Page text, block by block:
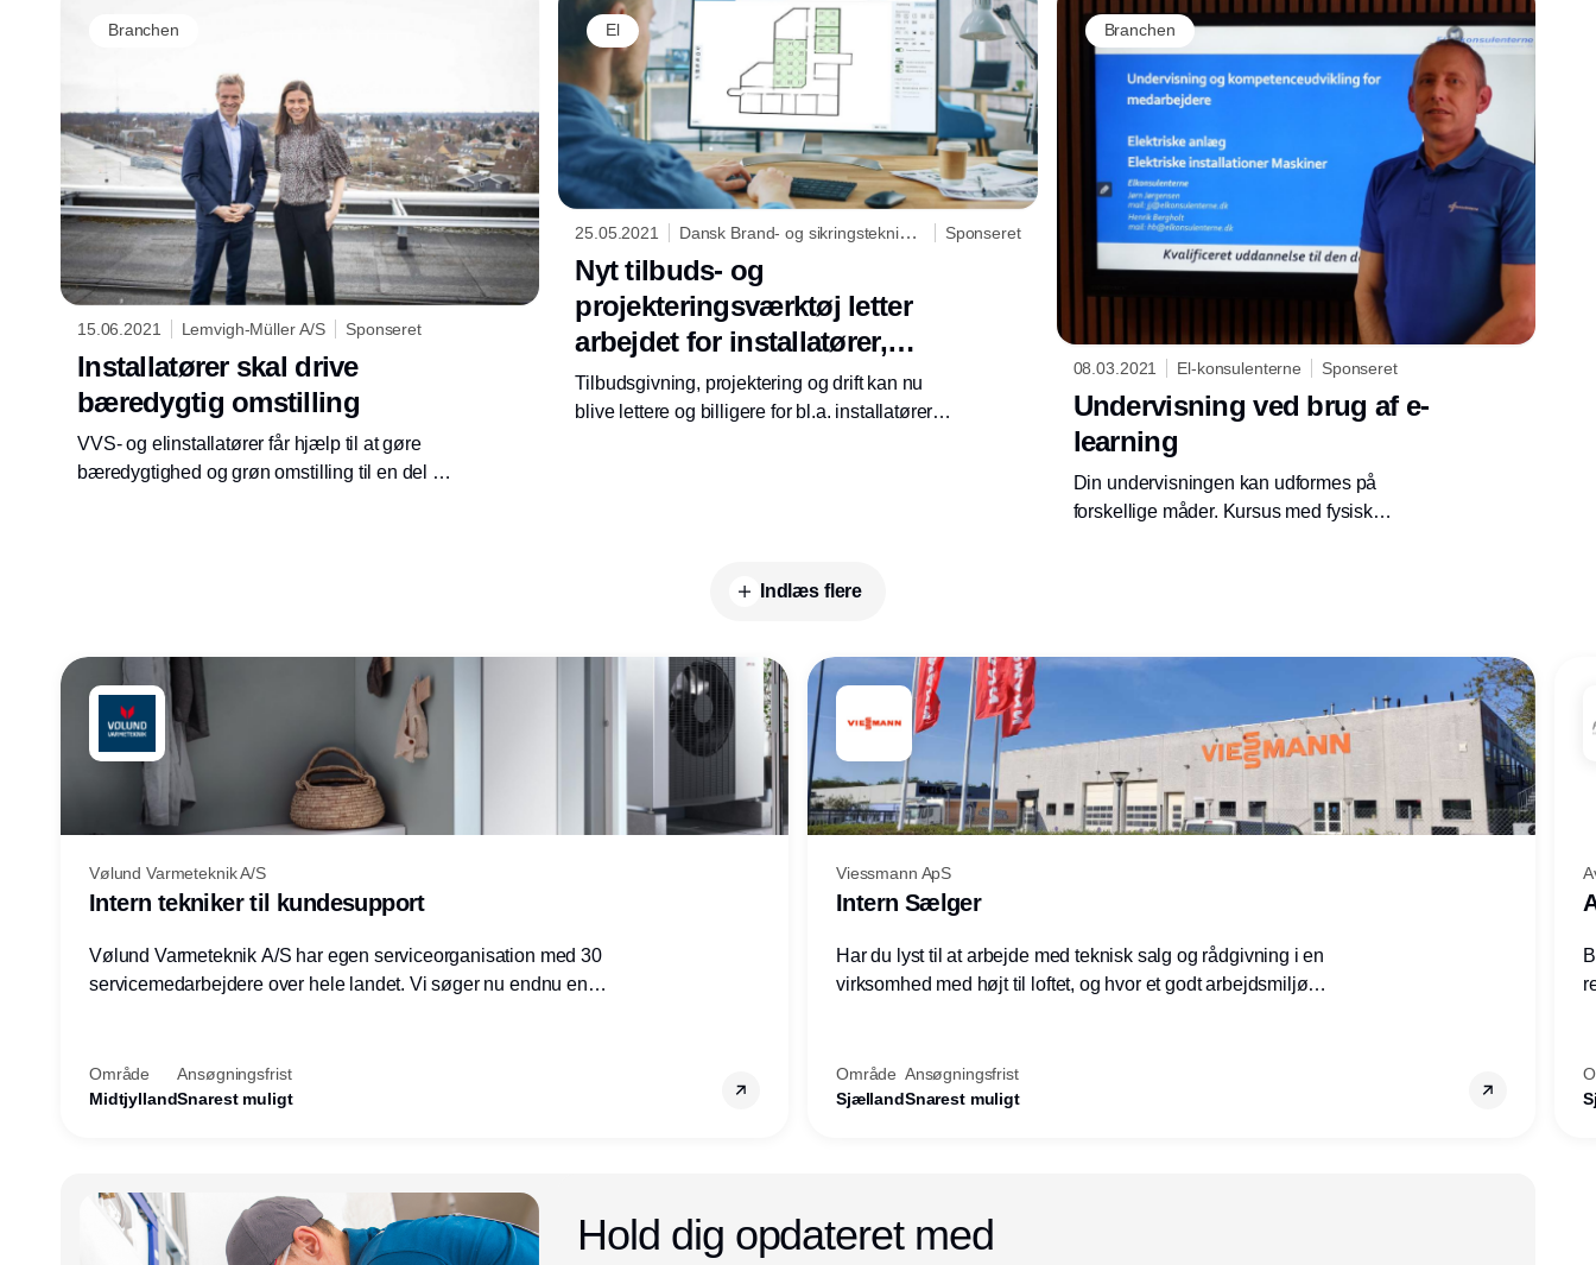
Branchen
15.06.2021 Lemvigh-Müller A/S Sponseret
Installatører skal drive
bæredygtig omstilling
VVS- og elinstallatører får hjælp til at gøre
bæredygtighed og grøn omstilling til en del af
El
25.05.2021
Dansk Brand- og sikringsteknisk
Sponseret
Nyt tilbuds- og
projekteringsværktøj letter
arbejdet for installatører,
rådgivere m.fl.
Tilbudsgivning, projektering og drift kan nu
blive lettere og billigere for bl.a. installatører
Branchen
08.03.2021 El-konsulenterne Sponseret
Undervisning ved brug af e-
learning
Din undervisningen kan udformes på
forskellige måder. Kursus med fysisk
Indlæs flere
Vølund Varmeteknik A/S
Intern tekniker til kundesupport
Vølund Varmeteknik A/S har egen serviceorganisation med 30
servicemedarbejdere over hele landet. Vi søger nu endnu en
Område
Midtjylland
Ansøgningsfrist
Snarest muligt
Viessmann ApS
Intern Sælger
Har du lyst til at arbejde med teknisk salg og rådgivning i en
virksomhed med højt til loftet, og hvor et godt arbejdsmiljø
Område
Sjælland
Ansøgningsfrist
Snarest muligt
Hold dig opdateret med